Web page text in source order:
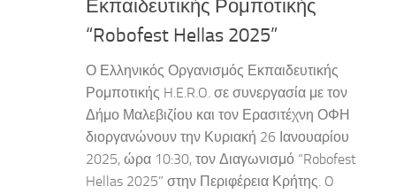
Εκπαιδευτικής Ρομποτικής
“Robofest Hellas 2025”
Ο Ελληνικός Οργανισμός Εκπαιδευτικής
Ρομποτικής H.E.R.O. σε συνεργασία με τον
Δήμο Μαλεβιζίου και τον Ερασιτέχνη ΟΦΗ
διοργανώνουν την Κυριακή 26 Ιανουαρίου
2025, ώρα 10:30, τον Διαγωνισμό “Robofest
Hellas 2025” στην Περιφέρεια Κρήτης. O